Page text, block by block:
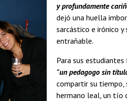
y profundamente
dejó una huella
sarcástico e irónico y
entrañable.
Para sus
"un pedagogo sin
compartir su tiempo,
hermano leal, un tío